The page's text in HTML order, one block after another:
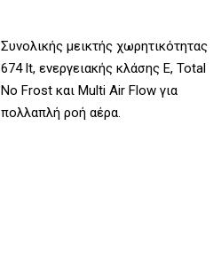
Συνολικής μεικτής χωρητικότητας
674 lt, ενεργειακής κλάσης E, Total
No Frost και Multi Air Flow για
πολλαπλή ροή αέρα.